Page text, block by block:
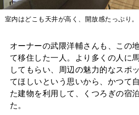
室内はどこも天井が高く、開放感たっぷり。
オーナーの武隈洋輔さんも、この
て移住した一人。より多くの人に
してもらい、周辺の魅力的なスポ
てほしいという思いから、かつて
た建物を利用して、くつろぎの宿
た。